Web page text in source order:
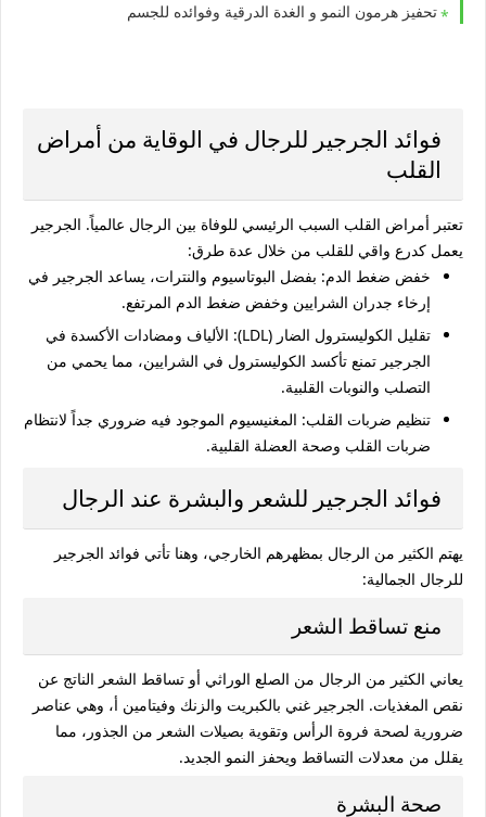
تحفيز هرمون النمو و الغدة الدرقية وفوائده للجسم
فوائد الجرجير للرجال في الوقاية من أمراض
القلب
تعتبر أمراض القلب السبب الرئيسي للوفاة بين الرجال عالمياً. الجرجير
يعمل كدرع واقي للقلب من خلال عدة طرق:
خفض ضغط الدم: بفضل البوتاسيوم والنترات، يساعد الجرجير في
إرخاء جدران الشرايين وخفض ضغط الدم المرتفع.
تقليل الكوليسترول الضار (LDL):
الألياف ومضادات الأكسدة في
الجرجير تمنع تأكسد الكوليسترول في الشرايين، مما يحمي من
التصلب والنوبات القلبية.
تنظيم ضربات القلب: المغنيسيوم الموجود فيه ضروري جداً لانتظام
ضربات القلب وصحة العضلة القلبية.
فوائد الجرجير للشعر والبشرة عند الرجال
يهتم الكثير من الرجال بمظهرهم الخارجي، وهنا تأتي فوائد الجرجير
للرجال الجمالية:
منع تساقط الشعر
يعاني الكثير من الرجال من الصلع الوراثي أو تساقط الشعر الناتج عن
نقص المغذيات. الجرجير غني بالكبريت والزنك وفيتامين أ، وهي عناصر
ضرورية لصحة فروة الرأس وتقوية بصيلات الشعر من الجذور، مما
يقلل من معدلات التساقط ويحفز النمو الجديد.
صحة البشرة